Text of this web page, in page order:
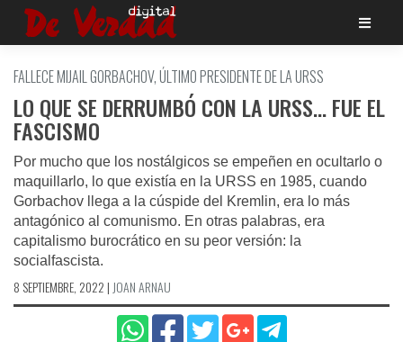
Saltar
FALLECE MIJAIL GORBACHOV, ÚLTIMO PRESIDENTE DE LA URSS
LO QUE SE DERRUMBÓ CON LA URSS… FUE EL
FASCISMO
Por mucho que los nostálgicos se empeñen en ocultarlo o
maquillarlo, lo que existía en la URSS en 1985, cuando
Gorbachov llega a la cúspide del Kremlin, era lo más
antagónico al comunismo. En otras palabras, era
capitalismo burocrático en su peor versión: la
socialfascista.
8 SEPTIEMBRE, 2022 | JOAN ARNAU